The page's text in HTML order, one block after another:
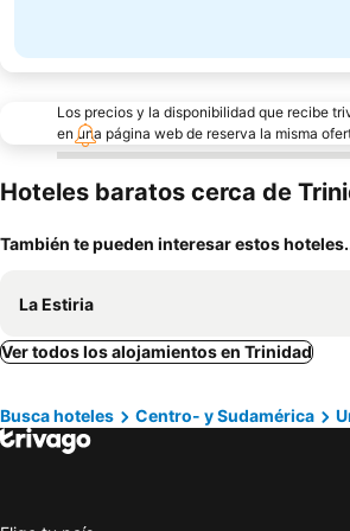
Los precios y la disponibilidad que recibe
en una página web de reserva la misma
Hoteles baratos cerca de
También te pueden interesar estos
La Estiria
Ver todos los alojamientos en Trinidad
Busca hoteles Centro- y Sudamérica